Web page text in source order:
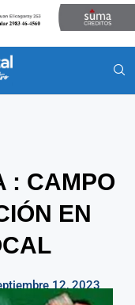
: CAMPO
EN
12, 2023